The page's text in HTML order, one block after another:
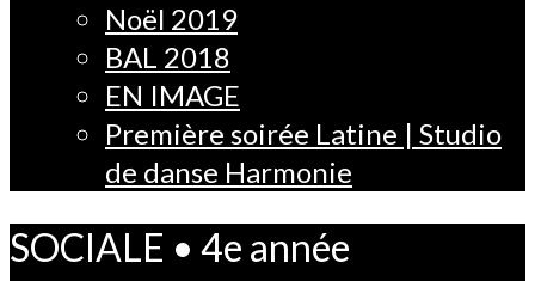
Noël 2019
BAL 2018
EN IMAGE
Première soirée Latine | Studio
de danse Harmonie
SOCIALE • 4e année